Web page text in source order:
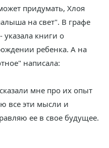
придумать, Хлоя
на свет". В графе
книги о
ребенка. А на
написала:
мне про их опыт
все эти мысли и
ее в свое будущее.